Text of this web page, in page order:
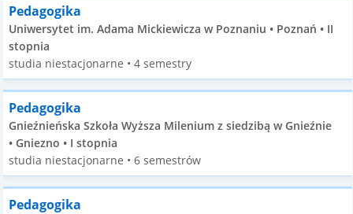
Pedagogika
Uniwersytet im. Adama Mickiewicza w Poznaniu • Poznań • II
stopnia
studia niestacjonarne • 4 semestry
Pedagogika
Gnieźnieńska Szkoła Wyższa Milenium z siedzibą w Gnieźnie
• Gniezno • I stopnia
studia niestacjonarne • 6 semestrów
Pedagogika